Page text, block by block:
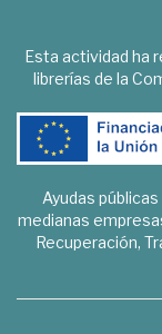
Esta actividad ha
librerías de la
Ayudas
medianas
Recuperación,